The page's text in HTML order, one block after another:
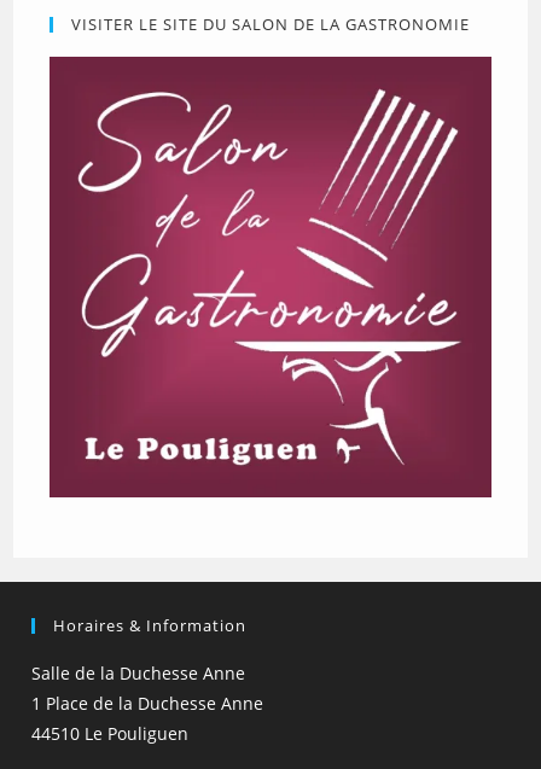
VISITER LE SITE DU SALON DE LA GASTRONOMIE
Horaires & Information
Salle de la Duchesse Anne
1 Place de la Duchesse Anne
44510 Le Pouliguen